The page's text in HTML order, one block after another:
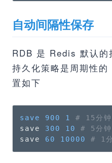
自动间隔性保存
RDB 是 Redis 默认的
持久化策略是周期性
置如下
save 900 1
# 15分钟
save 300 10
# 5分钟
save 60 10000 # 1